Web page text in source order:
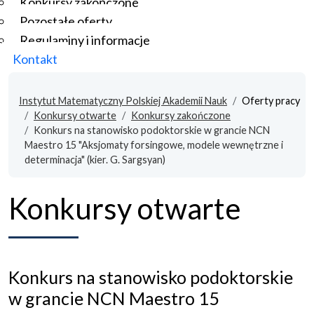
Pozostałe oferty
Regulaminy i informacje
Kontakt
Instytut Matematyczny Polskiej Akademii Nauk
Oferty pracy
Konkursy otwarte
Konkursy zakończone
Konkurs na stanowisko podoktorskie w grancie NCN
Maestro 15 "Aksjomaty forsingowe, modele wewnętrzne i
determinacja" (kier. G. Sargsyan)
Konkursy otwarte
Konkurs na stanowisko podoktorskie
w grancie NCN Maestro 15